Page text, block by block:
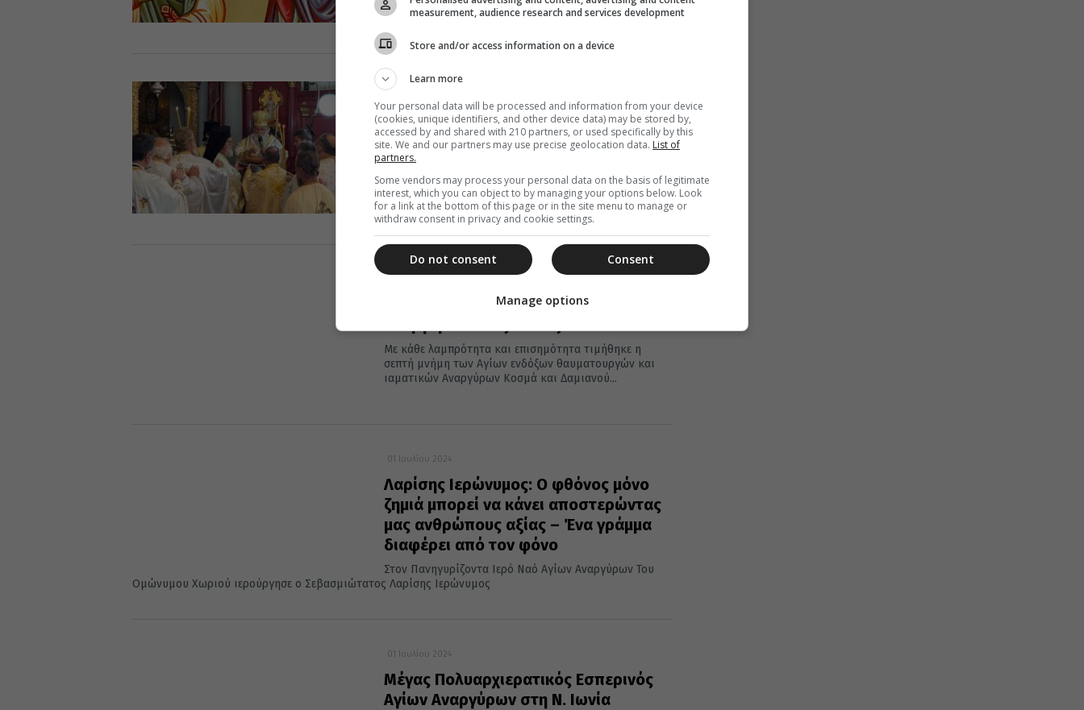
03 Νοεμβρίου 2024
Εορτή των Αγίων Αναργύρων στην
Κέρκυρα
Ανήμερα της εορτής των Αγίων Αναργύρων, Κοσμά και
Δαμιανού, ο Σεβ. Μητροπολίτης Κερκύρας, Παξών και
Διαποντίων Νήσων, κ. Νεκτάριος,...
Εορτή Μητροπολιτικού Ναού Αγίων
Με κάθε λαμπρότητα και επισημότητα τιμήθηκε η
σεπτή μνήμη των Αγίων ενδόξων θαυματουργών και
ιαματικών Αναργύρων Κοσμά και Δαμιανού...
01 Ιουλίου 2024
Λαρίσης Ιερώνυμος: Ο φθόνος μόνο
ζημιά μπορεί να κάνει αποστερώντας
μας ανθρώπους αξίας – Ένα γράμμα
διαφέρει από τον φόνο
Στον Πανηγυρίζοντα Ιερό Ναό Αγίων Αναργύρων Του
Ομώνυμου Χωριού ιερούργησε ο Σεβασμιώτατος Λαρίσης Ιερώνυμος
01 Ιουλίου 2024
Μέγας Πολυαρχιερατικός Εσπερινός
Αγίων Αναργύρων στη Ν. Ιωνία
measurement, audience research and services development
Store and/or access information on a device
Learn more
Your personal data will be processed and information from your device
(cookies, unique identifiers, and other device data) may be stored by,
accessed by and shared with 210 partners, or used specifically by this
site. We and our partners may use precise geolocation data. List of
partners.
Some vendors may process your personal data on the basis of legitimate
interest, which you can object to by managing your options below. Look
for a link at the bottom of this page or in the site menu to manage or
withdraw consent in privacy and cookie settings.
Consent
Do not consent
Manage options